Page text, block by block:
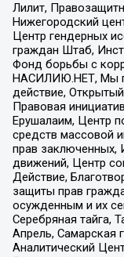
Лилит,
Нижегородский
Центр гендерных
граждан Штаб,
Фонд борьбы с
НАСИЛИЮ.НЕТ, Мы
действие,
Правовая
Ерушалаим, Центр
средств массовой
прав заключенных,
движений, Центр
Действие,
защиты прав
осужденным и их
Серебряная тайга,
Апрель, Самарская
Аналитический